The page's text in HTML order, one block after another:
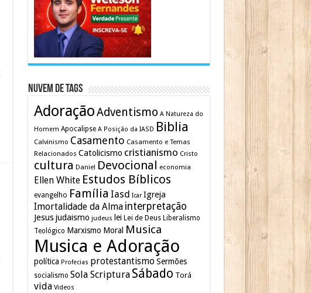
Nuvem de Tags
AdoraçãoAdventismo A Natureza do
Homem Apocalipse A Posição da IASD Biblia
Calvinismo Casamento Casamento e Temas
Relacionados Catolicismo cristianismo Cristo
cultura Daniel Devocional economia
Ellen White Estudos Bíblicos
evangelho Família Iasd Icar Igreja
Imortalidade da Alma interpretação
Jesus judaismo judeus lei Lei de Deus Liberalismo
Teológico Marxismo Moral Musica
Musica e Adoração
política Profecias protestantismo Sermões
socialismo Sola Scriptura Sábado Torá
vida Videos